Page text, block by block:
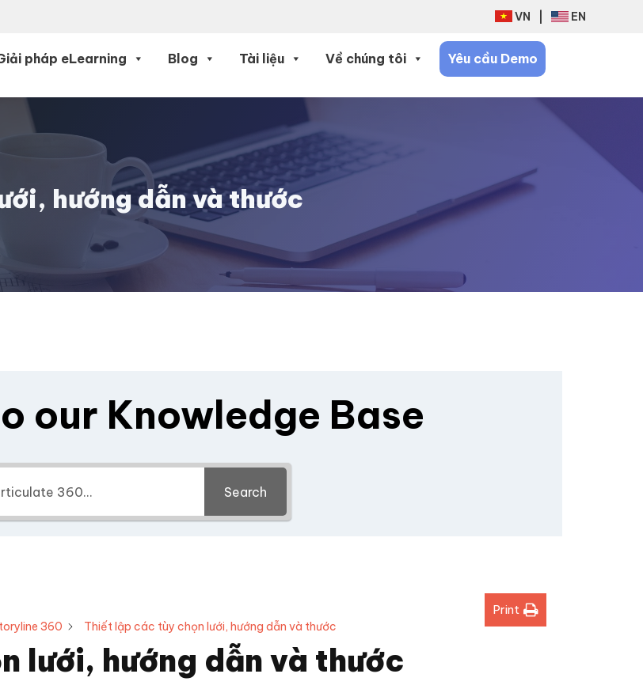
VN EN
pháp eLearning Blog Tài liệu Về chúng tôi Yêu cầu Demo
hướng dẫn và thước
our Knowledge Base
Search
360 Thiết lập các tùy chọn lưới, hướng dẫn và thước
Print
lưới, hướng dẫn và thước